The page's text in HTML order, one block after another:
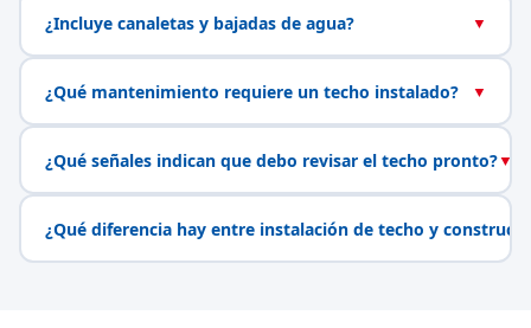
¿Incluye canaletas y bajadas de agua? ▼
¿Qué mantenimiento requiere un techo instalado? ▼
¿Qué señales indican que debo revisar el techo pronto?▼
¿Qué diferencia hay entre instalación de techo y